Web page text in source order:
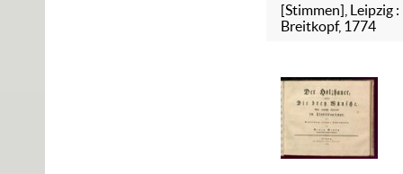
[Stimmen], Leipzig :
Breitkopf, 1774